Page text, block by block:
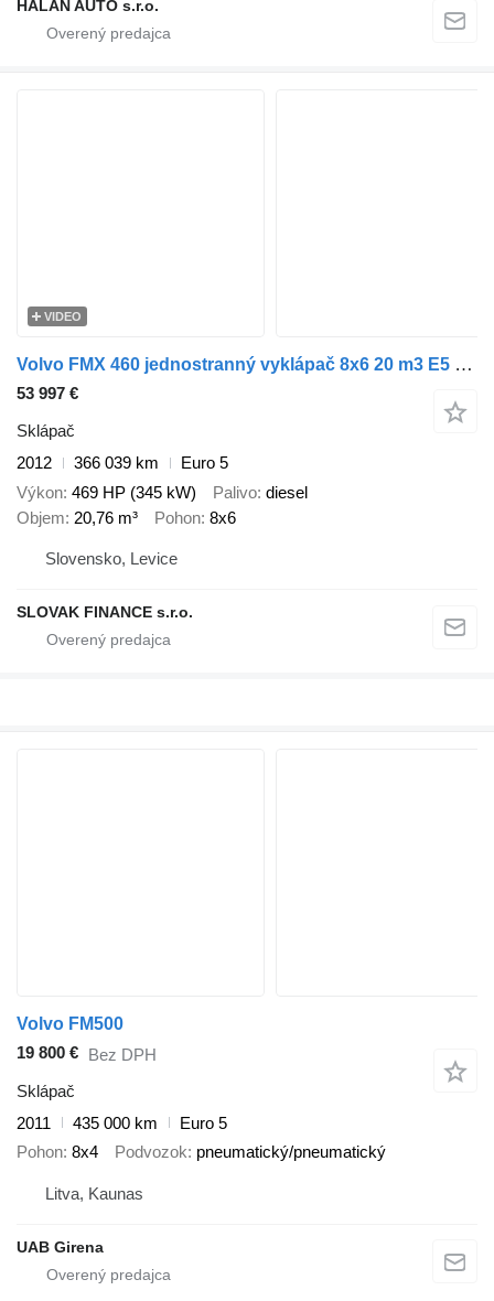
HALAN AUTO s.r.o.
VIDEO
Volvo FMX 460 jednostranný vyklápač 8x6 20 m3 E5 manual VIN 171
53 997 €
Sklápač
2012
366 039 km
Euro 5
Výkon 469 HP (345 kW) Palivo diesel
Objem 20,76 m³ Pohon 8x6
Slovensko, Levice
SLOVAK FINANCE s.r.o.
Volvo FM500
19 800 € Bez DPH
Sklápač
2011
435 000 km
Euro 5
Pohon 8x4 Podvozok pneumatický/pneumatický
Litva, Kaunas
UAB Girena